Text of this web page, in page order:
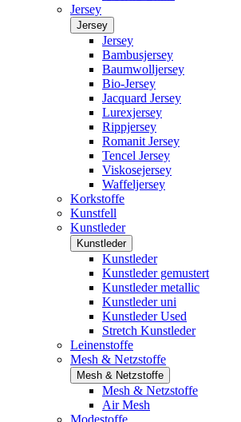
Jersey
Jersey
Jersey
Bambusjersey
Baumwolljersey
Bio-Jersey
Jacquard Jersey
Lurexjersey
Rippjersey
Romanit Jersey
Tencel Jersey
Viskosejersey
Waffeljersey
Korkstoffe
Kunstfell
Kunstleder
Kunstleder
Kunstleder
Kunstleder gemustert
Kunstleder metallic
Kunstleder uni
Kunstleder Used
Stretch Kunstleder
Leinenstoffe
Mesh & Netzstoffe
Mesh & Netzstoffe
Mesh & Netzstoffe
Air Mesh
Modestoffe